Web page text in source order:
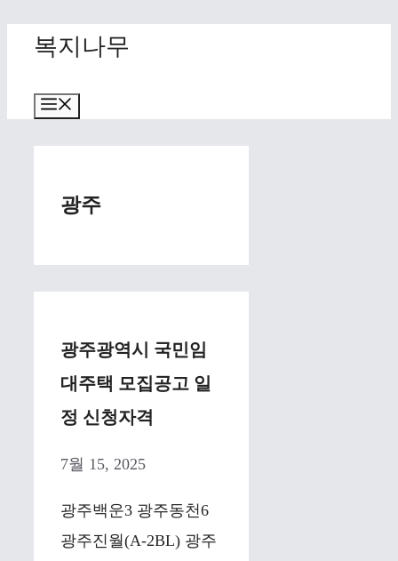
content
복지나무
광주
광주광역시 국민임
대주택 모집공고 일
정 신청자격
7월 15, 2025
광주백운3 광주동천6
광주진월(A-2BL) 광주